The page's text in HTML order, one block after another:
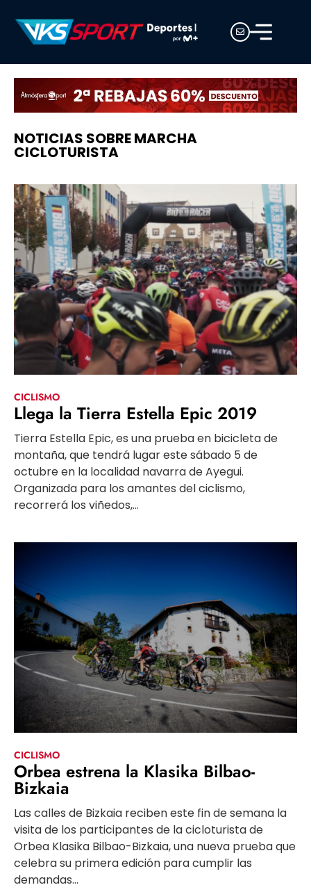
NOTICIAS SOBRE MARCHA
CICLOTURISTA
CICLISMO
Llega la Tierra Estella Epic 2019
Tierra Estella Epic, es una prueba en bicicleta de
montaña, que tendrá lugar este sábado 5 de
octubre en la localidad navarra de Ayegui.
Organizada para los amantes del ciclismo,
recorrerá los viñedos,...
CICLISMO
Orbea estrena la Klasika Bilbao-
Bizkaia
Las calles de Bizkaia reciben este fin de semana la
visita de los participantes de la cicloturista de
Orbea Klasika Bilbao-Bizkaia, una nueva prueba que
celebra su primera edición para cumplir las
demandas...